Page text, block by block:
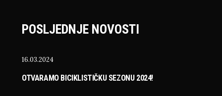
POSLJEDNJE NOVOSTI
16.03.2024
OTVARAMO BICIKLISTIČKU SEZONU 2024!